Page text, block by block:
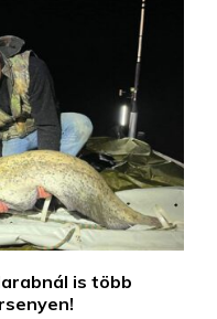
is több